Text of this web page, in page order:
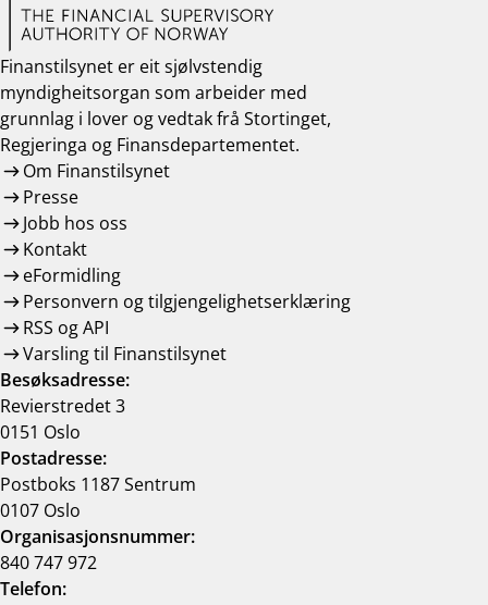
Finanstilsynet er eit sjølvstendig
myndigheitsorgan som arbeider med
grunnlag i lover og vedtak frå Stortinget,
Regjeringa og Finansdepartementet.
Om Finanstilsynet
Presse
Jobb hos oss
Kontakt
eFormidling
Personvern og tilgjengelighetserklæring
RSS og API
Varsling til Finanstilsynet
Besøksadresse:
Revierstredet 3
0151 Oslo
Postadresse:
Postboks 1187 Sentrum
0107 Oslo
Organisasjonsnummer:
840 747 972
Telefon: